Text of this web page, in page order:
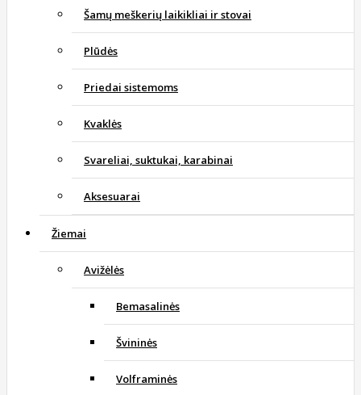
Šamų meškerių laikikliai ir stovai
Plūdės
Priedai sistemoms
Kvaklės
Svareliai, suktukai, karabinai
Aksesuarai
Žiemai
Avižėlės
Bemasalinės
Švininės
Volframinės